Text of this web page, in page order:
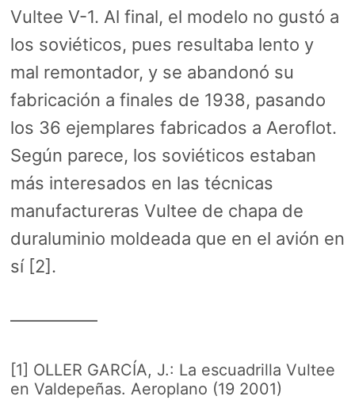
Vultee V-1. Al final, el modelo no gustó a
los soviéticos, pues resultaba lento y
mal remontador, y se abandonó su
fabricación a finales de 1938, pasando
los 36 ejemplares fabricados a Aeroflot.
Según parece, los soviéticos estaban
más interesados en las técnicas
manufactureras Vultee de chapa de
duraluminio moldeada que en el avión en
sí [2].
—————
[1] OLLER GARCÍA, J.: La escuadrilla Vultee
en Valdepeñas. Aeroplano (19 2001)